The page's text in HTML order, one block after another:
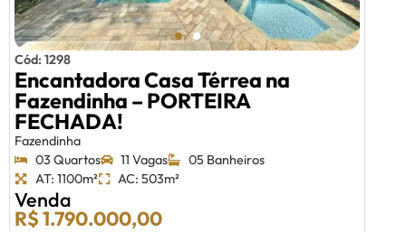
Cód: 1298
Encantadora Casa Térrea na
Fazendinha – PORTEIRA
FECHADA!
Fazendinha
03 Quartos
11 Vagas
05 Banheiros
AT: 1100m²
AC: 503m²
Venda
R$ 1.790.000,00